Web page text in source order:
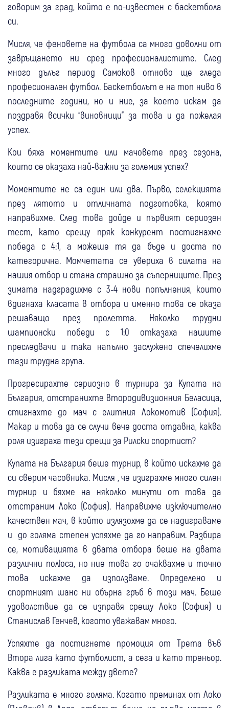
говорим за град, който е по-известен с баскетбола
си.
Мисля, че феновете на футбола са много доволни от
завръщането ни сред професионалистите. След
много дълъг период Самоков отново ще гледа
професионален футбол. Баскетболът е на топ ниво в
последните години, но и ние, за което искам да
поздравя всички “виновници” за това и да пожелая
успех.
Кои бяха моментите или мачовете през сезона,
които се оказаха най-важни за големия успех?
Моментите не са един или два. Първо, селекцията
през лятото и отличната подготовка, която
направихме. След това дойде и първият сериозен
тест, като срещу пряк конкурент постигнахме
победа с 4:1, а можеше тя да бъде и доста по
категорична. Момчетата се увериха в силата на
нашия отбор и стана страшно за съперниците. През
зимата надградихме с 3-4 нови попълнения, които
вдигнаха класата в отбора и именно това се оказа
решаващо през пролетта. Няколко трудни
шампионски победи с 1:0 отказаха нашите
преследвачи и така напълно заслужено спечелихме
тази трудна група.
Прогресирахте сериозно в турнира за Купата на
България, отстранихте втородивизионния Беласица,
стигнахте до мач с елитния Локомотив (София).
Макар и това да се случи вече доста отдавна, каква
роля изиграха тези срещи за Рилски спортист?
Купата на България беше турнир, в който искахме да
си сверим часовника. Мисля , че изиграхме много силен
турнир и бяхме на няколко минути от това да
отстраним Локо (София). Направихме изключително
качествен мач, в който излязохме да се надиграваме
и до голяма степен успяхме да го направим. Разбира
се, мотивацията в двата отбора беше на двата
различни полюса, но ние това го очаквахме и точно
това искахме да използваме. Определено и
спортният шанс ни обърна гръб в този мач. Беше
удоволствие да се изправя срещу Локо (София) и
Станислав Генчев, когото уважавам много.
Успяхте да постигнете промоция от Трета във
Втора лига като футболист, а сега и като треньор.
Каква е разликата между двете?
Разликата е много голяма. Когато преминах от Локо